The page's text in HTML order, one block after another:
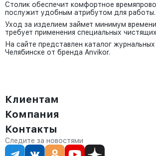
Столик обеспечит комфортное
послужит удобным атрибутом для работы.
Уход за изделием займет минимум
требует применения специальных
На сайте представлен каталог
Челябинске от бренда Anvikor.
Клиентам
Доставка
Оплата
Сервис
Статус заказа
Компания
О компании
Контакты
Партнёрам
Контакты
Отдел продаж:
8 (800) 234-22-62
Следите за новостями